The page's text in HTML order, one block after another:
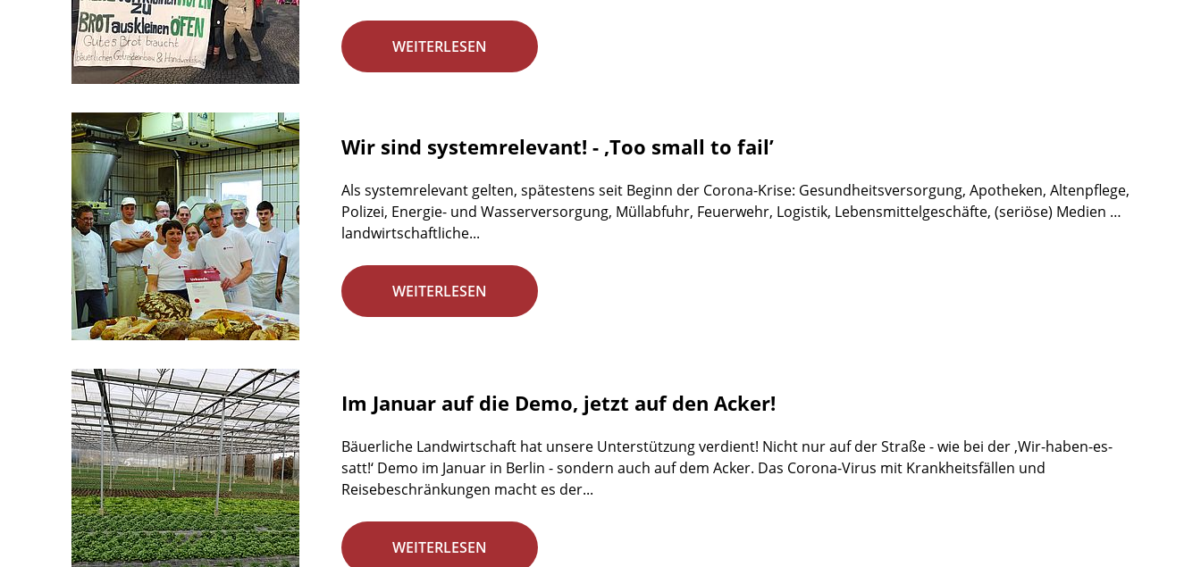
WEITERLESEN
Wir sind systemrelevant! - ‚Too small to fail’
Als systemrelevant gelten, spätestens seit Beginn der Corona-Krise: Gesundheitsversorgung, Apotheken, Altenpflege,
Polizei, Energie- und Wasserversorgung, Müllabfuhr, Feuerwehr, Logistik, Lebensmittelgeschäfte, (seriöse) Medien …
landwirtschaftliche...
WEITERLESEN
Im Januar auf die Demo, jetzt auf den Acker!
Bäuerliche Landwirtschaft hat unsere Unterstützung verdient! Nicht nur auf der Straße - wie bei der ‚Wir-haben-es-
satt!‘ Demo im Januar in Berlin - sondern auch auf dem Acker. Das Corona-Virus mit Krankheitsfällen und
Reisebeschränkungen macht es der...
WEITERLESEN